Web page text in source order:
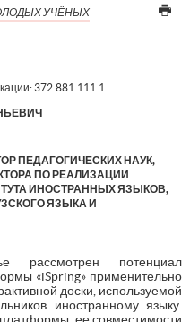
УЧЁНЫХ
372.881.111.1
ПЕДАГОГИЧЕСКИХ НАУК,
ПО РЕАЛИЗАЦИИ
ИНОСТРАННЫХ ЯЗЫКОВ,
ЯЗЫКА И
рассмотрен потенциал
«iSpring» применительно
доски, используемой
иностранному языку.
ее совместимости